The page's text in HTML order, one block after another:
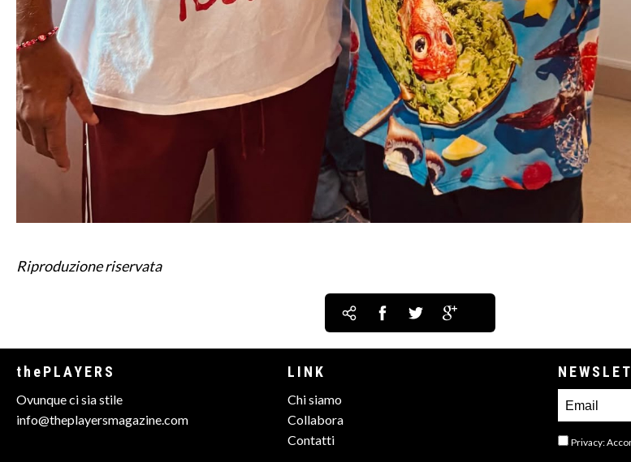
Riproduzione riservata
thePLAYERS
Ovunque ci sia stile
info@theplayersmagazine.com
LINK
Chi siamo
Collabora
Contatti
Privacy: